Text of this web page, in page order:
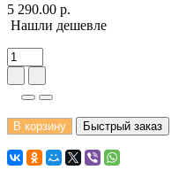
5 290.00 р.
Нашли дешевле
В корзину Быстрый заказ